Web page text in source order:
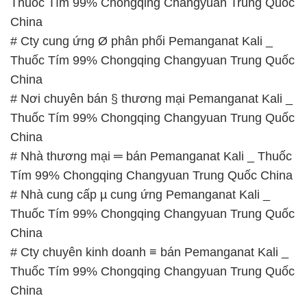
Tím 99% Chongqing Changyuan Trung Quốc China
# Nhà cung cấp µ cung ứng Pemanganat Kali _
Thuốc Tím 99% Chongqing Changyuan Trung Quốc
China
# Cty chuyên kinh doanh ≡ bán Pemanganat Kali _
Thuốc Tím 99% Chongqing Changyuan Trung Quốc
China
# Nơi phân phối π cung ứng Pemanganat Kali _
Thuốc Tím 99% Chongqing Changyuan Trung Quốc
China
# Đơn vị chuyên cung cấp > kinh doanh
Pemanganat Kali _ Thuốc Tím 99% Chongqing
Changyuan Trung Quốc China
📞PHÒNG KINH DOANH – CÔNG TY HÓA CHẤT